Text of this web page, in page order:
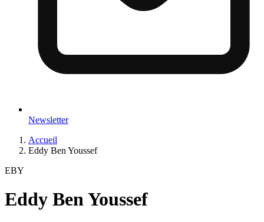
Newsletter
Accueil
Eddy Ben Youssef
EBY
Eddy Ben Youssef